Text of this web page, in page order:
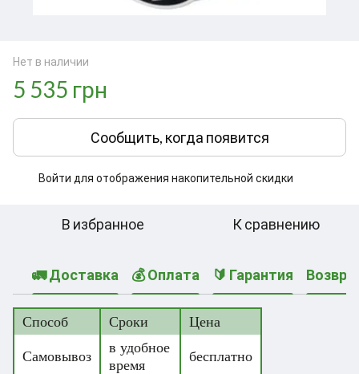
Нет в наличии
5 535 грн
Сообщить, когда появится
Войти для отображения накопительной скидки
В избранное К сравнению
🚛 Доставка 💰 Оплата 🔰 Гарантия
Способ Сроки Цена
Самовывоз
в удобное
время
бесплатно